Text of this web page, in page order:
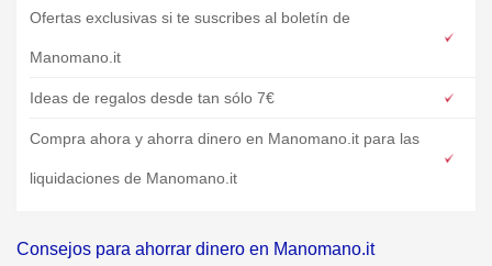
Ofertas exclusivas si te suscribes al boletín de
Manomano.it
Ideas de regalos desde tan sólo 7€
Compra ahora y ahorra dinero en Manomano.it para las
liquidaciones de Manomano.it
Consejos para ahorrar dinero en Manomano.it